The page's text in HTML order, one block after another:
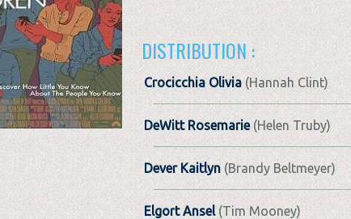
DISTRIBUTION :
Crocicchia Olivia (Hannah Clint)
DeWitt Rosemarie(Helen Truby)
Dever Kaitlyn(Brandy Beltmeyer)
Elgort Ansel(Tim Mooney)